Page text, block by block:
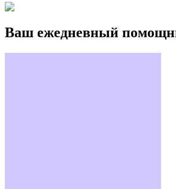
Ваш ежедневный